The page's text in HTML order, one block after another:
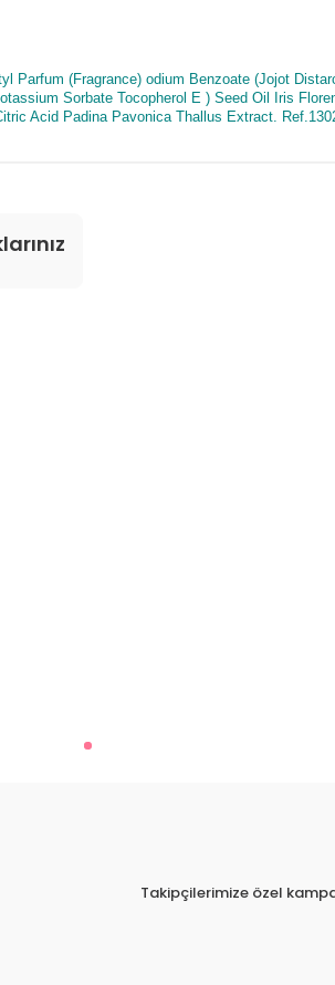
Parfum (Fragrance) odium Benzoate (Jojot
Sorbate Tocopherol E ) Seed Oil Iris
Acid Padina Pavonica Thallus Extract.
Takipçilerimize özel